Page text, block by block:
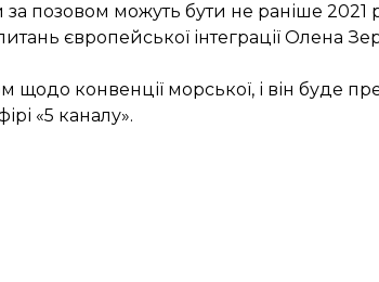
позовом можуть бути не раніше 2021
європейської інтеграції Олена
конвенції морської, і він буде
«5 каналу».